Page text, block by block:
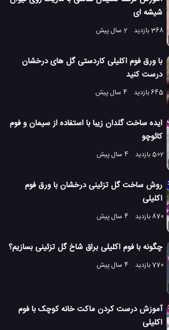
شیشه ای
368 بازدید
2 سال پیش
با ورق فوم اکلیلی کاردستی گل های درخشان
درست کنید
645 بازدید
4 سال پیش
ایده ساخت گلدان زیبا با استفاده از سیمان و فوم
کائوچو
502 بازدید
4 سال پیش
روش ساخت گل تزئینی درخشان با ورق فوم
اکلیلی
870 بازدید
4 سال پیش
چگونه با فوم اکلیلی براق شاخ گل تزئینی بسازیم؟
770 بازدید 4 سال پیش
آموزش درست کردن ماکت خانه کوچک با فوم
اکلیلی